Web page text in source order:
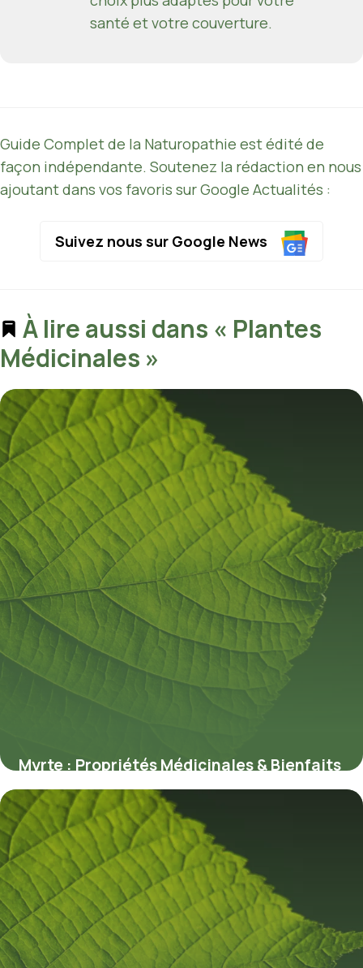
santé et votre couverture.
Guide Complet de la Naturopathie est édité de
façon indépendante. Soutenez la rédaction en nous
ajoutant dans vos favoris sur Google Actualités :
Suivez nous sur Google News
À lire aussi dans « Plantes
Médicinales »
Myrte : Propriétés Médicinales & Bienfaits
11 juillet 2026